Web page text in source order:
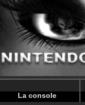
Warning: Undefined
Warning: Undefined
La console